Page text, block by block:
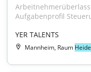
Aufgabenprofil
YER TALENTS
Mannheim, Raum